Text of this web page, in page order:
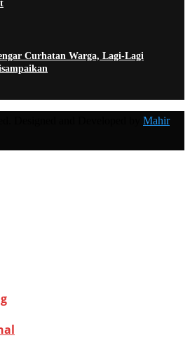
Curhatan Warga, Lagi-Lagi
Mahir